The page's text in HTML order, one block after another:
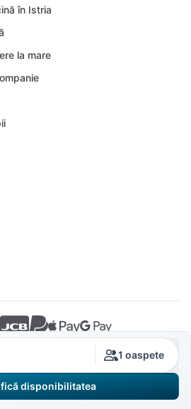
1 oaspete
disponibilitatea
în Istria
la mare
© 2026 Crovillas GmbH